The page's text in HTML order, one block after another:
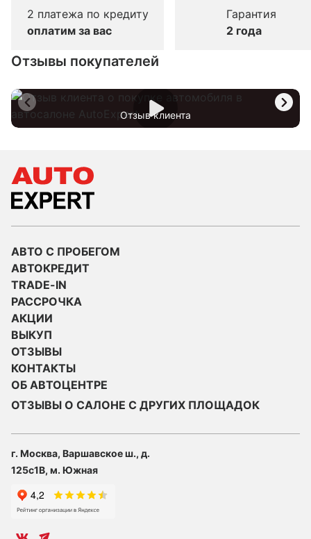
2 платежа по кредиту
оплатим за вас
Гарантия
2 года
Отзывы покупателей
Отзыв клиента
АВТО С ПРОБЕГОМ
АВТОКРЕДИТ
TRADE-IN
РАССРОЧКА
АКЦИИ
ВЫКУП
ОТЗЫВЫ
КОНТАКТЫ
ОБ АВТОЦЕНТРЕ
ОТЗЫВЫ О САЛОНЕ С ДРУГИХ ПЛОЩАДОК
г. Москва, Варшавское ш., д.
125с1В, м. Южная